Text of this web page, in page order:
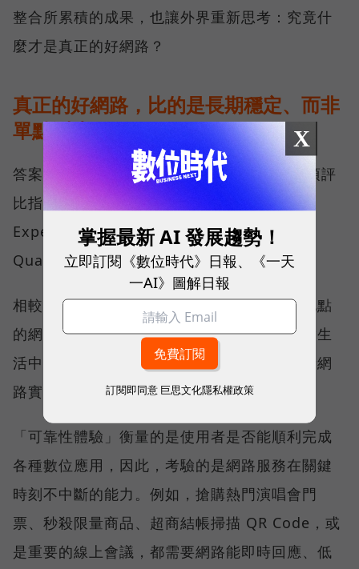
整合所累積的成果，也讓外界重新思考：究竟什
麼才是真正的好網路？
真正的好網路，比的是長期穩定、而非
單點測速
答案，就藏在 Opensignal 最具代表性的兩項評
比指標──可靠性體驗（Reliability
Experience）與品質一致性（Consistent
Quality）。
相較於傳統下載速度只反映單一時間、單一地點
的網路表現，這兩項指標更重視使用者在真實生
活中的整體體驗，因此也是最能反映電信業者網
路實力、最難取得的獎項。
「可靠性體驗」衡量的是使用者是否能順利完成
各種數位應用，因此，考驗的是網路服務在關鍵
時刻不中斷的能力。例如，搶購熱門演唱會門
票、秒殺限量商品、超商結帳掃描 QR Code，或
是重要的線上會議，都需要網路能即時回應、低
X
掌握最新 AI 發展趨勢！
立即訂閱《數位時代》日報、《一天
一AI》圖解日報
訂閱即同意 巨思文化隱私權政策